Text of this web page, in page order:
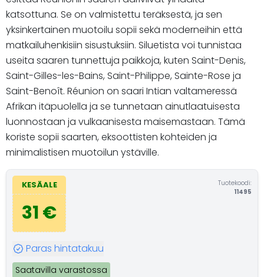
katsottuna. Se on valmistettu teräksestä, ja sen
yksinkertainen muotoilu sopii sekä moderneihin että
matkailuhenkisiin sisustuksiin. Siluetista voi tunnistaa
useita saaren tunnettuja paikkoja, kuten Saint-Denis,
Saint-Gilles-les-Bains, Saint-Philippe, Sainte-Rose ja
Saint-Benoît. Réunion on saari Intian valtameressä
Afrikan itäpuolella ja se tunnetaan ainutlaatuisesta
luonnostaan ja vulkaanisesta maisemastaan. Tämä
koriste sopii saarten, eksoottisten kohteiden ja
minimalistisen muotoilun ystäville.
KESÄALE
31 €
Tuotekoodi:
11495
Paras hintatakuu
Saatavilla varastossa